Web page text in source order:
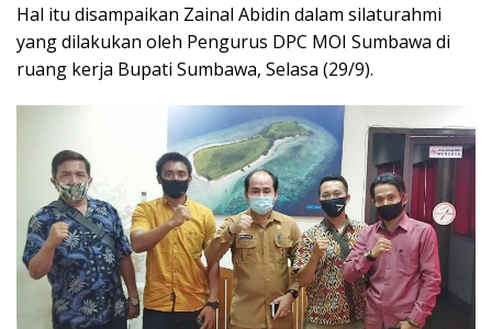
Hal itu disampaikan Zainal Abidin dalam silaturahmi
yang dilakukan oleh Pengurus DPC MOI Sumbawa di
ruang kerja Bupati Sumbawa, Selasa (29/9).